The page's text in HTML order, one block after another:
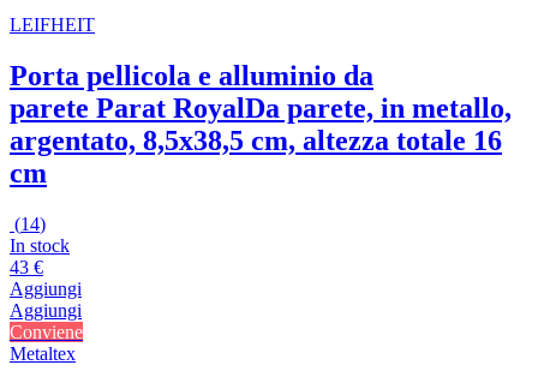
LEIFHEIT
Porta pellicola e alluminio da
parete Parat RoyalDa parete, in metallo,
argentato, 8,5x38,5 cm, altezza totale 16
cm
(14)
In stock
43 €
Aggiungi
Aggiungi
Conviene
Metaltex